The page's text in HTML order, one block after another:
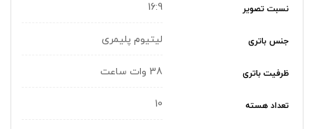
نسبت تصویر 16:9
جنس باتری لیتیوم پلیمری
ظرفیت باتری 38 وات ساعت
تعداد هسته 10